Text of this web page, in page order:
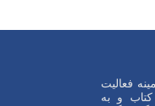
فعالیت
و به